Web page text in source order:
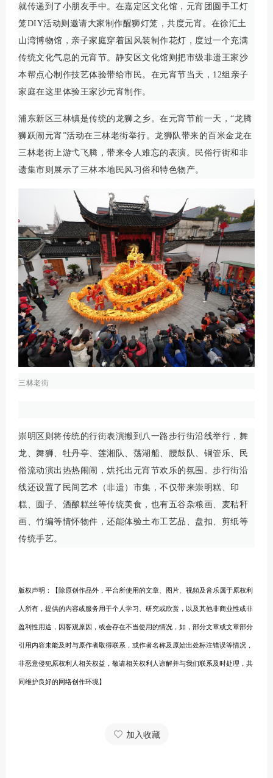
就传递到了小朋友手中。在嘉定区文化馆，元宵团圆手工灯
笼DIY活动则邀请大家制作醒狮灯笼，共度元宵。在徐汇土
山湾博物馆，亲子家庭穿着国风装制作花灯，度过一个充满
传统文化气息的元宵节。静安区文化馆则把市级非遗王家沙
本帮点心制作技艺体验带给市民。在元宵节当天，12组亲子
家庭在这里体验王家沙元宵制作。
浦东新区三林镇是传统的龙狮之乡。在元宵节前一天，“龙腾
狮跃闹元宵”活动在三林老街举行。龙狮队带来的百米金龙在
三林老街上游弋飞腾，带来令人难忘的表演。民俗行街和非
遗集市则展示了三林本地民风习俗和特色物产。
三林老街
崇明区则将传统的行街表演搬到八一路步行街沿线举行，舞
龙、舞狮、牡丹亭、莲湘队、荡湖船、腰鼓队、铜管乐、民
俗流动演出热热闹闹，烘托出元宵节欢乐的氛围。步行街沿
线还设置了民间艺术（非遗）市集，不仅带来崇明糕、印
糕、圆子、酒酿糕丝等传统美食，也有五谷杂粮画、麦秸秆
画、竹编等情怀物件，还能体验土布工艺品、盘扣、剪纸等
传统手艺。
版权声明：【除原创作品外，平台所使用的文章、图片、视頻及音乐属于原权利
人所有，提供的内容或服务用于个人学习、研究或欣赏，以及其他非商业性或非
盈利性用途，因客观原因，或会存在不当使用的情况，如，部分文章或文章部分
引用内容未能及时与原作者取得联系，或作者名称及原始出处标注错误等情况，
非恶意侵犯原权利人相关权益，敬请相关权利人谅解并与我们联系及时处理，共
同维护良好的网络创作环境】
加入收藏